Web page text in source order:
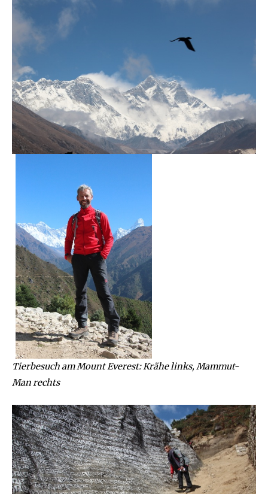
Tierbesuch am Mount Everest: Krähe links, Mammut-
Man rechts